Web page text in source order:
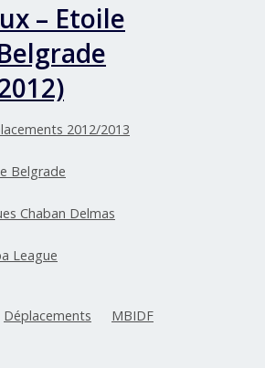
– Etoile
2012/2013
Belgrade
Chaban Delmas
League
Déplacements MBIDF